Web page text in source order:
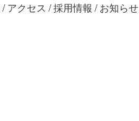
アクセス 採用情報 お知らせ